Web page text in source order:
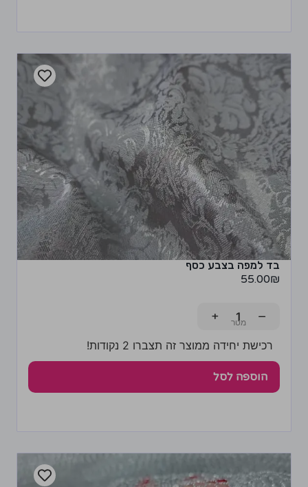
בד למפה בצבע כסף
55.00₪
−
+
רכישת יחידה ממוצר זה תצברו 2 נקודות!
הוספה לסל